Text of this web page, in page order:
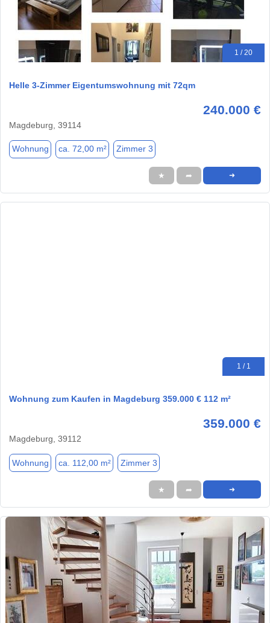
1 / 20
Helle 3-Zimmer Eigentumswohnung mit 72qm
240.000 €
Magdeburg, 39114
Wohnung ca. 72,00 m² Zimmer 3
★ ➦ ➜
1 / 1
Wohnung zum Kaufen in Magdeburg 359.000 € 112 m²
359.000 €
Magdeburg, 39112
Wohnung ca. 112,00 m² Zimmer 3
★ ➦ ➜